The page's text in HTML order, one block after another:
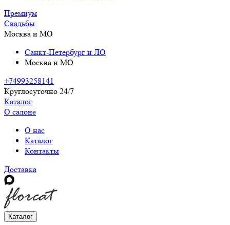
Премиум
Свадьбы
Москва и МО
Санкт-Петербург и ЛО
Москва и МО
+74993258141
Круглосуточно 24/7
Каталог
О салоне
О нас
Каталог
Контакты
Доставка
Каталог